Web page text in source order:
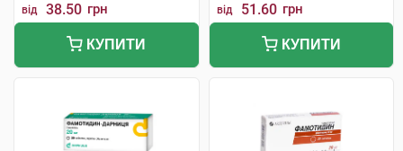
від 38.50 грн
КУПИТИ
від 51.60 грн
КУПИТИ